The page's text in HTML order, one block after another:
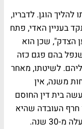
הוגן. לדבריו,
בעניין האדי, פתח
הצדק", שכן הוא
בהם פגם כזה
לשיטתו, מאחר
משנה, אין
בית דין החוסם
חרף העובדה שהיא
שנה.